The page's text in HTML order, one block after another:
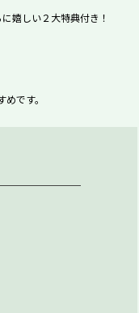
嬉しい２大特典付き！
です。